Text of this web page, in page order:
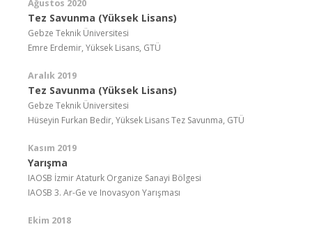
Ağustos 2020
Tez Savunma (Yüksek Lisans)
Gebze Teknik Üniversitesi
Emre Erdemir, Yüksek Lisans, GTÜ
Aralık 2019
Tez Savunma (Yüksek Lisans)
Gebze Teknik Üniversitesi
Hüseyin Furkan Bedir, Yüksek Lisans Tez Savunma, GTÜ
Kasım 2019
Yarışma
IAOSB İzmir Ataturk Organize Sanayi Bölgesi
IAOSB 3. Ar-Ge ve Inovasyon Yarışması
Ekim 2018